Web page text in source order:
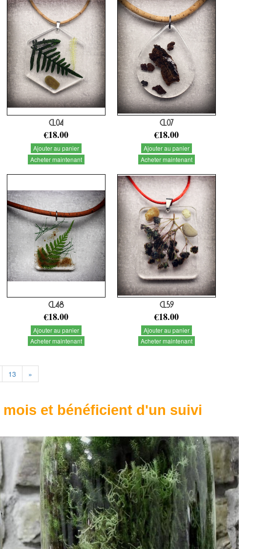
CL04
€18.00
Ajouter au panier
Acheter maintenant
CL07
€18.00
Ajouter au panier
Acheter maintenant
CL48
€18.00
Ajouter au panier
Acheter maintenant
CL59
€18.00
Ajouter au panier
Acheter maintenant
13 »
et bénéficient d'un suivi